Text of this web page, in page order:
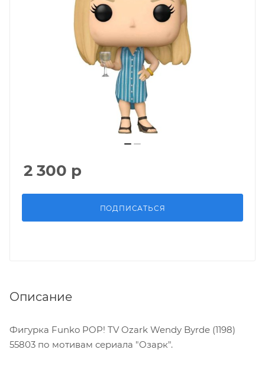
2 300 р
ПОДПИСАТЬСЯ
Описание
Фигурка Funko POP! TV Ozark Wendy Byrde (1198)
55803 по мотивам сериала "Озарк".